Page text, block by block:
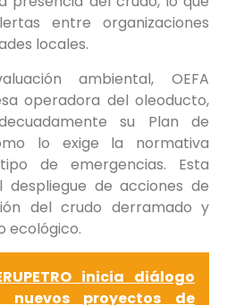
entre organizaciones
locales.
ambiental, OEFA
operadora del oleoducto,
su Plan de
lo exige la normativa
de emergencias. Esta
despliegue de acciones de
del crudo derramado y
ecológico.
inicia diálogo
nuevos proyectos de